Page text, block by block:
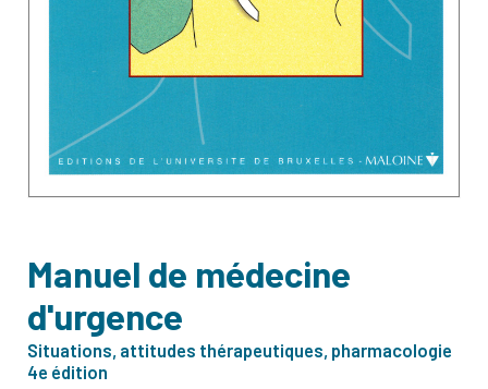
Manuel de médecine
d'urgence
Situations, attitudes thérapeutiques, pharmacologie
4e édition